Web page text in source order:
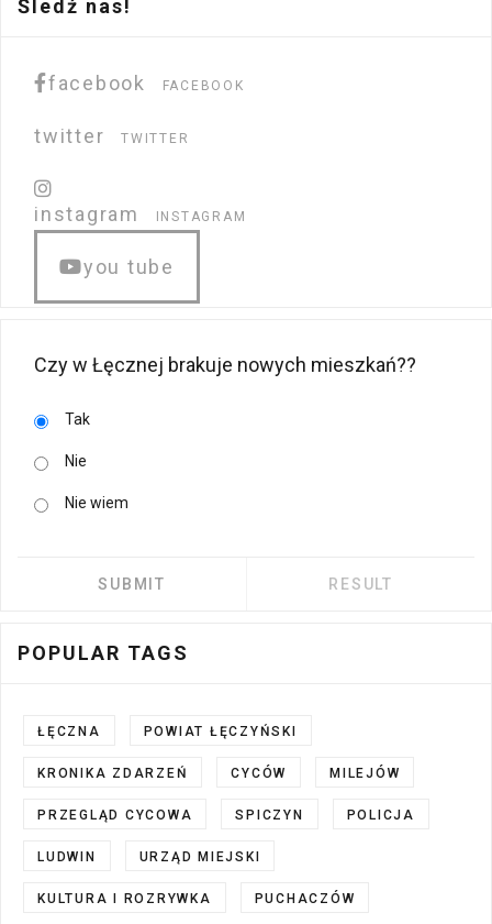
Śledź nas!
facebook FACEBOOK
twitter TWITTER
instagram INSTAGRAM
you tube
Czy w Łęcznej brakuje nowych mieszkań??
Tak
Nie
Nie wiem
POPULAR TAGS
ŁĘCZNA POWIAT ŁĘCZYŃSKI
KRONIKA ZDARZEŃ CYCÓW MILEJÓW
PRZEGLĄD CYCOWA SPICZYN POLICJA
LUDWIN URZĄD MIEJSKI
KULTURA I ROZRYWKA PUCHACZÓW